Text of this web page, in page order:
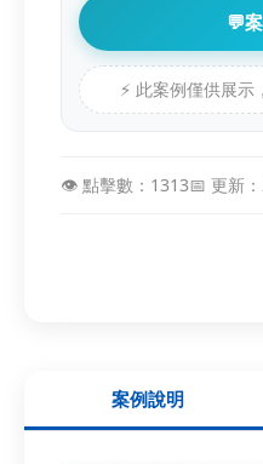
💬
⚡ 此案例僅供展
👁️ 點擊數：1313📅 更新
案例說明